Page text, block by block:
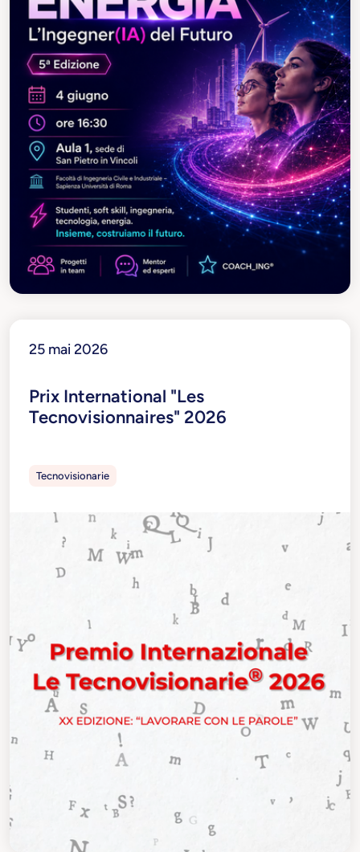
25 mai 2026
Prix International "Les
Tecnovisionnaires" 2026
Tecnovisionarie